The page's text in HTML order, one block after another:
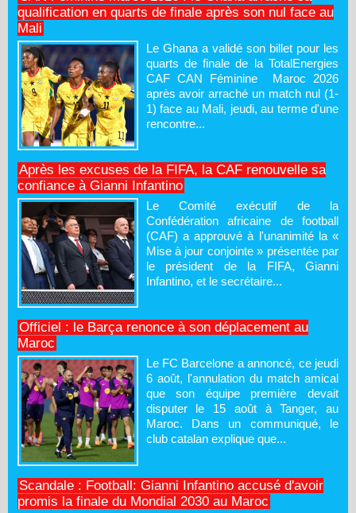
qualification en quarts de finale après son nul face au
Mali
Le Ghana a validé son billet pour les
quarts de finale de la TotalEnergies
CAF CAN Féminine Maroc 2026
après avoir arraché un match nul (1-
1) face au Mali, jeudi, au terme d'une
rencontre...
Après les excuses de la FIFA, la CAF renouvelle sa
confiance à Gianni Infantino
Le Comité exécutif de la
Confédération africaine de football
(CAF) a approuvé à l'unanimité la «
Mise à jour conjointe » présentée par
le président de la FIFA, Gianni
Infantino, et le secrétaire...
Officiel : le Barça renonce à son déplacement au
Maroc
Le FC Barcelone a annoncé, ce jeudi
6 août, l'annulation du match amical
que son équipe première devait
disputer le 15 août à Tanger, au
Maroc. Dans un communiqué, le
club catalan explique que...
Scandale : Football: Gianni Infantino accusé d'avoir
promis la finale du Mondial 2030 au Maroc